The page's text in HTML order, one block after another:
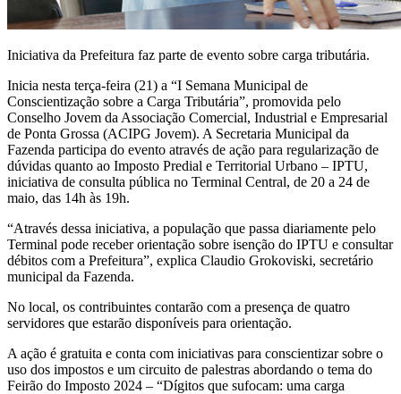
Iniciativa da Prefeitura faz parte de evento sobre carga tributária.
Inicia nesta terça-feira (21) a “I Semana Municipal de
Conscientização sobre a Carga Tributária”, promovida pelo
Conselho Jovem da Associação Comercial, Industrial e Empresarial
de Ponta Grossa (ACIPG Jovem). A Secretaria Municipal da
Fazenda participa do evento através de ação para regularização de
dúvidas quanto ao Imposto Predial e Territorial Urbano – IPTU,
iniciativa de consulta pública no Terminal Central, de 20 a 24 de
maio, das 14h às 19h.
“Através dessa iniciativa, a população que passa diariamente pelo
Terminal pode receber orientação sobre isenção do IPTU e consultar
débitos com a Prefeitura”, explica Claudio Grokoviski, secretário
municipal da Fazenda.
No local, os contribuintes contarão com a presença de quatro
servidores que estarão disponíveis para orientação.
A ação é gratuita e conta com iniciativas para conscientizar sobre o
uso dos impostos e um circuito de palestras abordando o tema do
Feirão do Imposto 2024 – “Dígitos que sufocam: uma carga